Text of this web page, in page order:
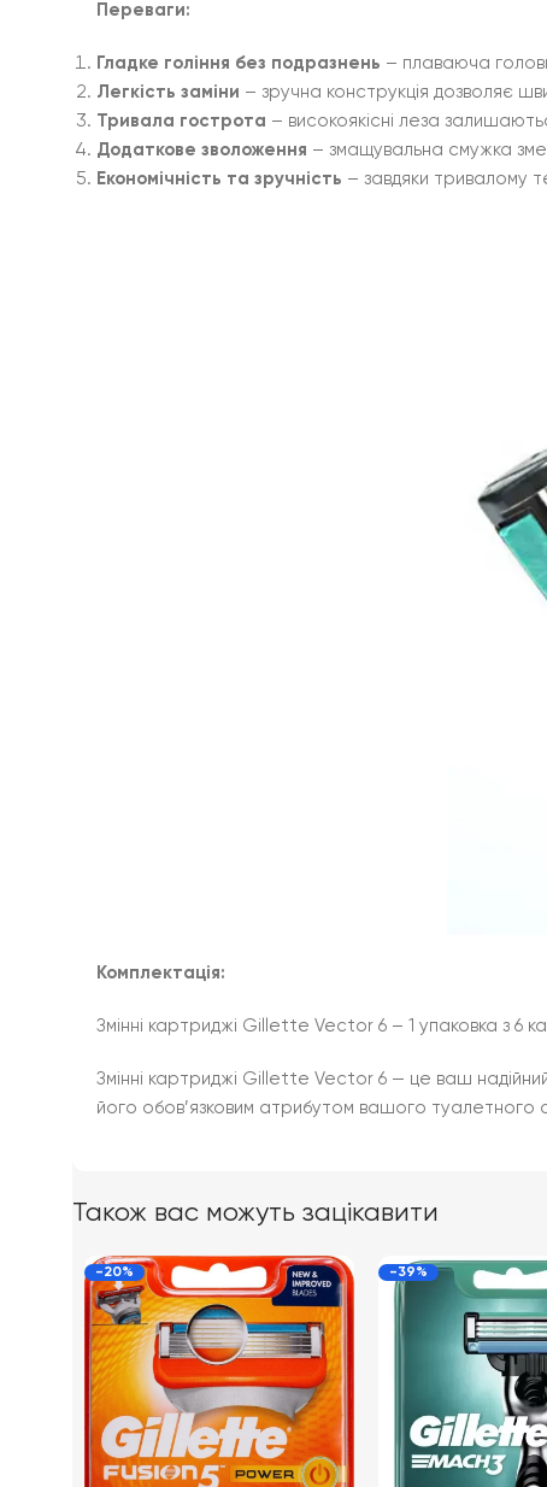
Переваги:
Гладке гоління без подразнень – плаваюча
Легкість заміни – зручна конструкція дозволяє
Тривала гострота – високоякісні леза
Додаткове зволоження – змащувальна смужка
Економічність та зручність – завдяки тривалому
Комплектація:
Змінні картриджі Gillette Vector 6 – 1 упаковка з 6
Змінні картриджі Gillette Vector 6 — це ваш
його обов’язковим атрибутом вашого туалетного
Також вас можуть зацікавити
-20% -39%